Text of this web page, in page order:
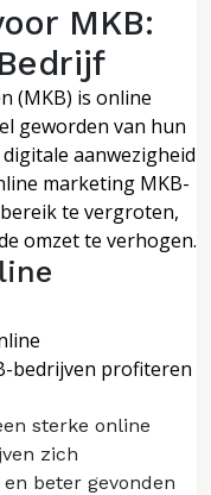
MKB:
(MKB) is online
geworden van hun
aanwezigheid
marketing MKB-
te vergroten,
omzet te verhogen.
bedrijven profiteren
sterke online
zich
beter gevonden